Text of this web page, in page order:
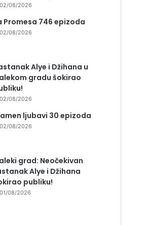
02/08/2026
Promesa 746 epizoda
02/08/2026
Alye i Džihana u
gradu šokirao
02/08/2026
ljubavi 30 epizoda
02/08/2026
grad: Neočekivan
Alye i Džihana
publiku!
01/08/2026